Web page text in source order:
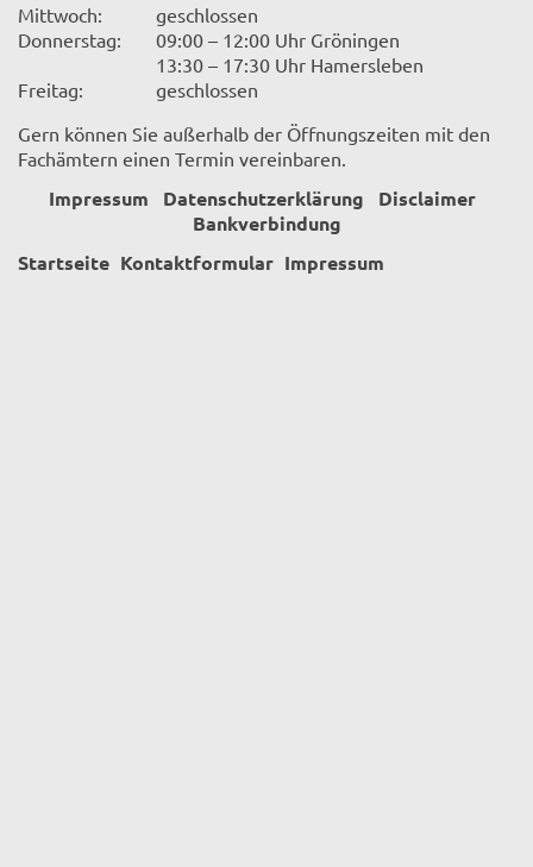
Mittwoch:
geschlossen
Donnerstag:
09:00 – 12:00 Uhr Gröningen
13:30 – 17:30 Uhr Hamersleben
Freitag:
geschlossen
Gern können Sie außerhalb der Öffnungszeiten mit den
Fachämtern einen Termin vereinbaren.
Impressum Datenschutzerklärung
Disclaimer
Bankverbindung
Startseite Kontaktformular Impressum